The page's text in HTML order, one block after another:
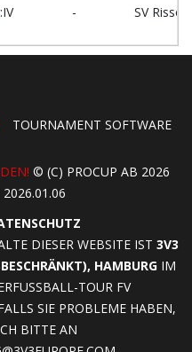
- SV
TOURNAMENT SOFTWARE
© (C) PROCUP AB 2026
2026.01.06
DIESER WEBSITE IST 3V3
HAMBURGIM
TOUR FV B
SIE PROBLEME HABEN, W
BITTE AN